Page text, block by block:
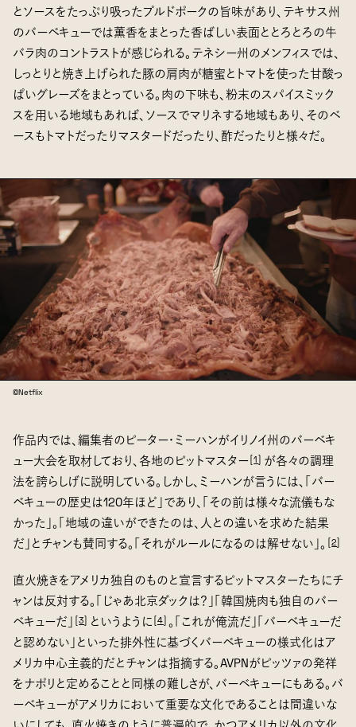
とソースをたっぷり吸ったプルドポークの旨味があり、テキサス州
のバーベキューでは薫香をまとった香ばしい表面ととろとろの牛
バラ肉のコントラストが感じられる。テネシー州のメンフィスでは、
しっとりと焼き上げられた豚の肩肉が糖蜜とトマトを使った甘酸っ
ぱいグレーズをまとっている。肉の下味も、粉末のスパイスミック
スを用いる地域もあれば、ソースでマリネする地域もあり、そのベ
ースもトマトだったりマスタードだったり、酢だったりと様々だ。
©Netflix
作品内では、編集者のピーター・ミーハンがイリノイ州のバーベキ
ュー大会を取材しており、各地のピットマスター [1
が各々の調理
法を誇らしげに説明している。しかし、ミーハンが言うには、「バー
ベキューの歴史は120年ほど」であり、「その前は様々な流儀もな
かった」。「地域の違いができたのは、人との違いを求めた結果
だ」とチャンも賛同する。「それがルールになるのは解せない」。
[2
直火焼きをアメリカ独自のものと宣言するピットマスターたちにチ
ャンは反対する。「じゃあ北京ダックは？」「韓国焼肉も独自のバー
ベキューだ」 [3 というように 4 。「これが俺流だ」「バーベキューだ
と認めない」といった排外性に基づくバーベキューの様式化はア
メリカ中心主義的だとチャンは指摘する。AVPNがピッツァの発祥
をナポリと定めることと同様の難しさが、バーベキューにもある。バ
ーベキューがアメリカにおいて重要な文化であることは間違いな